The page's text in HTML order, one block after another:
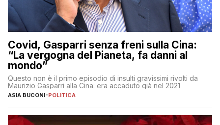
Covid, Gasparri senza freni sulla Cina:
“La vergogna del Pianeta, fa danni al
mondo”
Questo non è il primo episodio di insulti gravissimi rivolti da
Maurizio Gasparri alla Cina: era accaduto già nel 2021
ASIA BUCONI-POLITICA